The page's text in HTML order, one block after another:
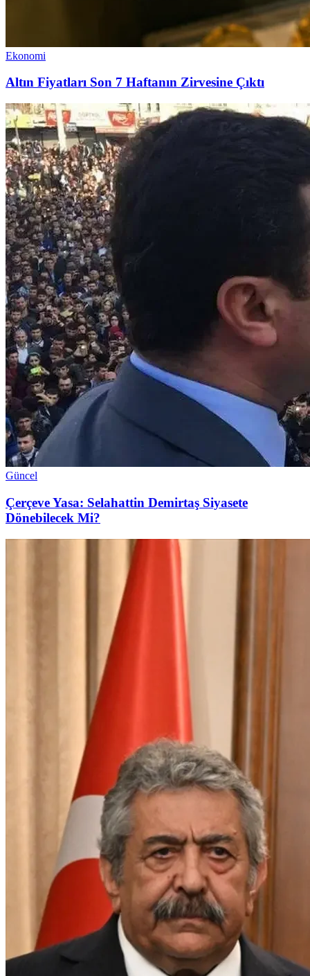
Ekonomi
Altın Fiyatları Son 7 Haftanın Zirvesine Çıktı
Güncel
Çerçeve Yasa: Selahattin Demirtaş Siyasete
Dönebilecek Mi?